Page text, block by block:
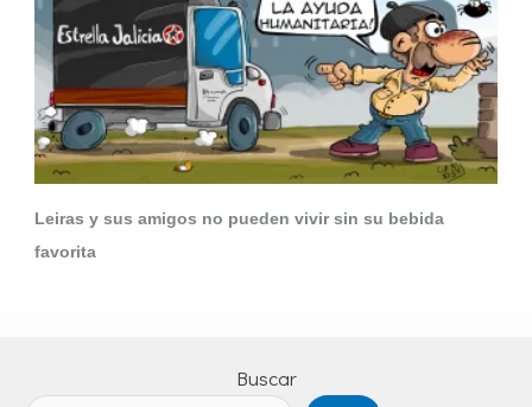
Leiras y sus amigos no pueden vivir sin su bebida
favorita
Buscar